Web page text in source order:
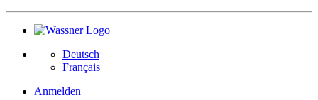
Deutsch
Français
Anmelden